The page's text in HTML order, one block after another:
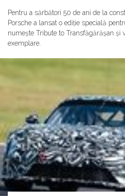
Pentru a sărbători 50 de ani de la
Porsche a lansat o ediție specială
numește Tribute to Transfăgărășan și
exemplare.